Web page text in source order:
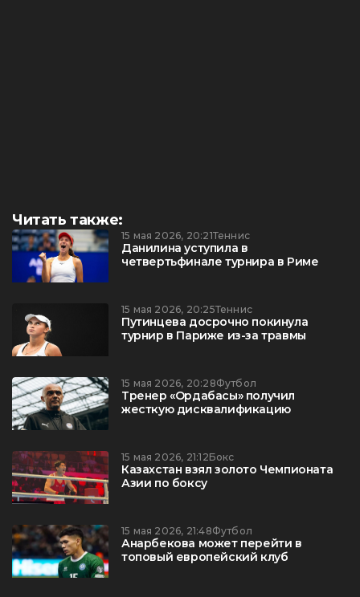
Читать также:
15 мая 2026, 20:21Теннис
Данилина уступила в
четвертьфинале турнира в Риме
15 мая 2026, 20:25Теннис
Путинцева досрочно покинула
турнир в Париже из-за травмы
15 мая 2026, 20:28Футбол
Тренер «Ордабасы» получил
жесткую дисквалификацию
15 мая 2026, 21:12Бокс
Казахстан взял золото Чемпионата
Азии по боксу
15 мая 2026, 21:48Футбол
Анарбекова может перейти в
топовый европейский клуб